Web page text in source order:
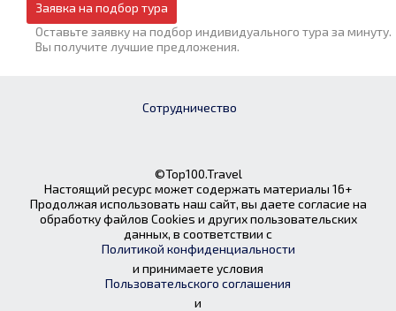
Заявка на подбор тура
Оставьте заявку на подбор индивидуального тура за минуту.
Вы получите лучшие предложения.
Сотрудничество
©Top100.Travel
Настоящий ресурс может содержать материалы 16+
Продолжая использовать наш сайт, вы даете согласие на
обработку файлов Cookies и других пользовательских
данных, в соответствии с
Политикой конфиденциальности
и принимаете условия
Пользовательского соглашения
и